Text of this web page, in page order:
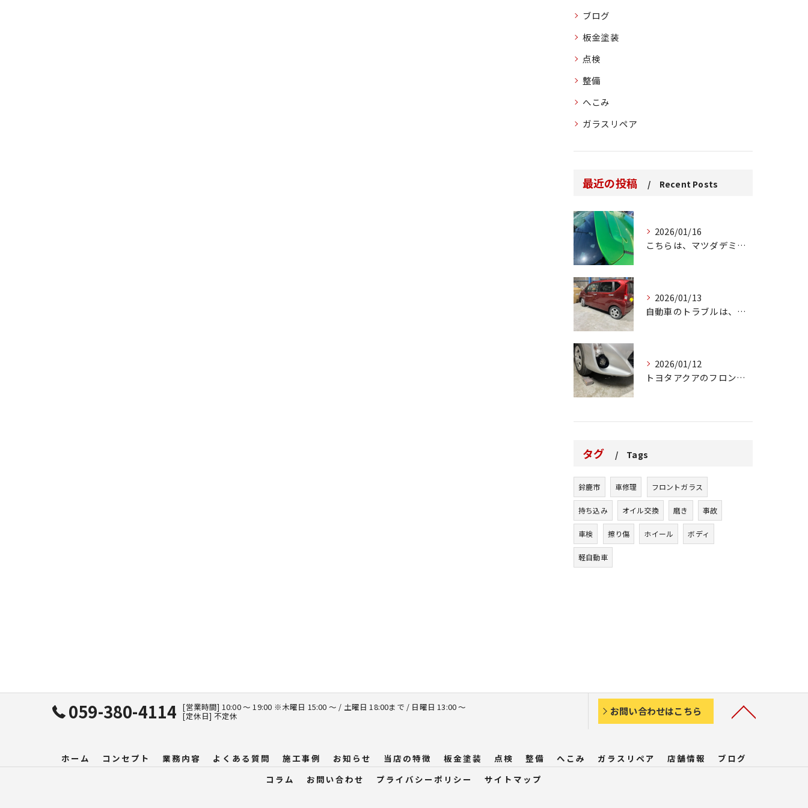
ブログ
板金塗装
点検
整備
へこみ
ガラスリペア
最近の投稿 Recent Posts
2026/01/16
こちらは、マツダデミオのゲートのルーフスポイラーで、経年劣化...
2026/01/13
自動車のトラブルは、日常生活において避けられない出来事の一つ...
2026/01/12
トヨタアクアのフロントバンパーの右下側を縁石にぶつけてできた...
タグ Tags
鈴鹿市 車修理 フロントガラス
持ち込み オイル交換 磨き 事故
車検 擦り傷 ホイール ボディ
軽自動車
059-380-4114 [営業時間] 10:00 〜 19:00 ※木曜日 15:00 ～ / 土曜日 18:00まで / 日曜日 13:00 ～
[定休日] 不定休 お問い合わせはこちら
ホーム コンセプト 業務内容 よくある質問 施工事例 お知らせ 当店の特徴 板金塗装 点検 整備 へこみ ガラスリペア 店舗情報
ブログ
コラム
お問い合わせ プライバシーポリシー サイトマップ